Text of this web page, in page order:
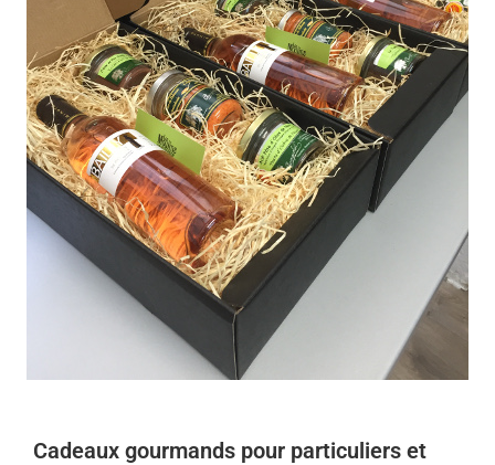
Cadeaux gourmands pour particuliers et